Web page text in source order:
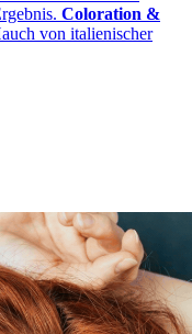
Coloration &
von italienischer